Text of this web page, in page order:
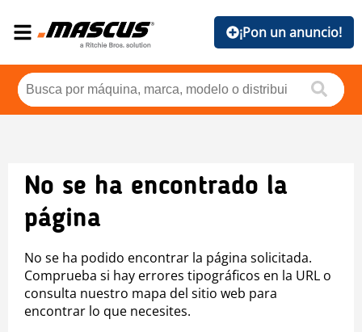
¡Pon un anuncio!
No se ha encontrado la
página
No se ha podido encontrar la página solicitada.
Comprueba si hay errores tipográficos en la URL o
consulta nuestro mapa del sitio web para
encontrar lo que necesites.